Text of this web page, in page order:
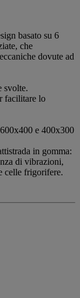
basato su 6
che
dovute ad
svolte.
facilitare lo
e 400x300
in gomma:
di vibrazioni,
celle frigorifere.